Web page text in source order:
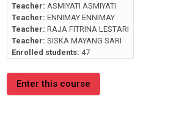
Teacher: ASMIYATI ASMIYATI
Teacher: ENNIMAY ENNIMAY
Teacher: RAJA FITRINA LESTARI
Teacher: SISKA MAYANG SARI
Enrolled students: 47
Enter this course